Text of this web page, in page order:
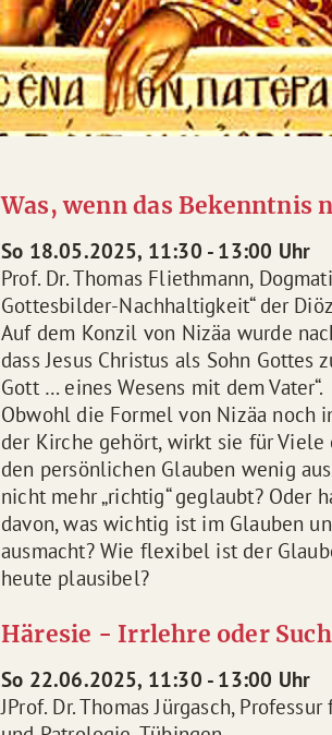
Was, wenn das Bekenntnis
So 18.05.2025, 11:30 - 13:00 Uhr
Prof. Dr. Thomas Fliethmann,
Gottesbilder-Nachhaltigkeit“ der
Auf dem Konzil von Nizäa wurde
dass Jesus Christus als Sohn Gottes
Gott … eines Wesens mit dem Vater“.
Obwohl die Formel von Nizäa noch
der Kirche gehört, wirkt sie für
den persönlichen Glauben wenig
nicht mehr „richtig“ geglaubt? Oder
davon, was wichtig ist im Glauben
ausmacht? Wie flexibel ist der
heute plausibel?
Häresie - Irrlehre oder
So 22.06.2025, 11:30 - 13:00 Uhr
JProf. Dr. Thomas Jürgasch,